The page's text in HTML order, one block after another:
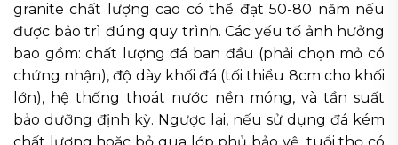
granite chất lượng cao có thể đạt 50-80 năm nếu
được bảo trì đúng quy trình. Các yếu tố ảnh hưởng
bao gồm: chất lượng đá ban đầu (phải chọn mỏ có
chứng nhận), độ dày khối đá (tối thiểu 8cm cho khối
lớn), hệ thống thoát nước nền móng, và tần suất
bảo dưỡng định kỳ. Ngược lại, nếu sử dụng đá kém